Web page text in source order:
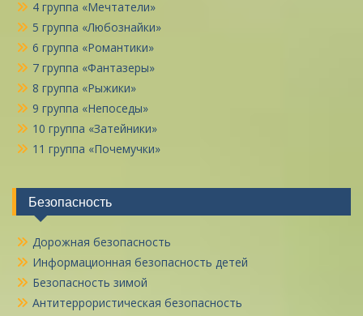
4 группа «Мечтатели»
5 группа «Любознайки»
6 группа «Романтики»
7 группа «Фантазеры»
8 группа «Рыжики»
9 группа «Непоседы»
10 группа «Затейники»
11 группа «Почемучки»
Безопасность
Дорожная безопасность
Информационная безопасность детей
Безопасность зимой
Антитеррористическая безопасность